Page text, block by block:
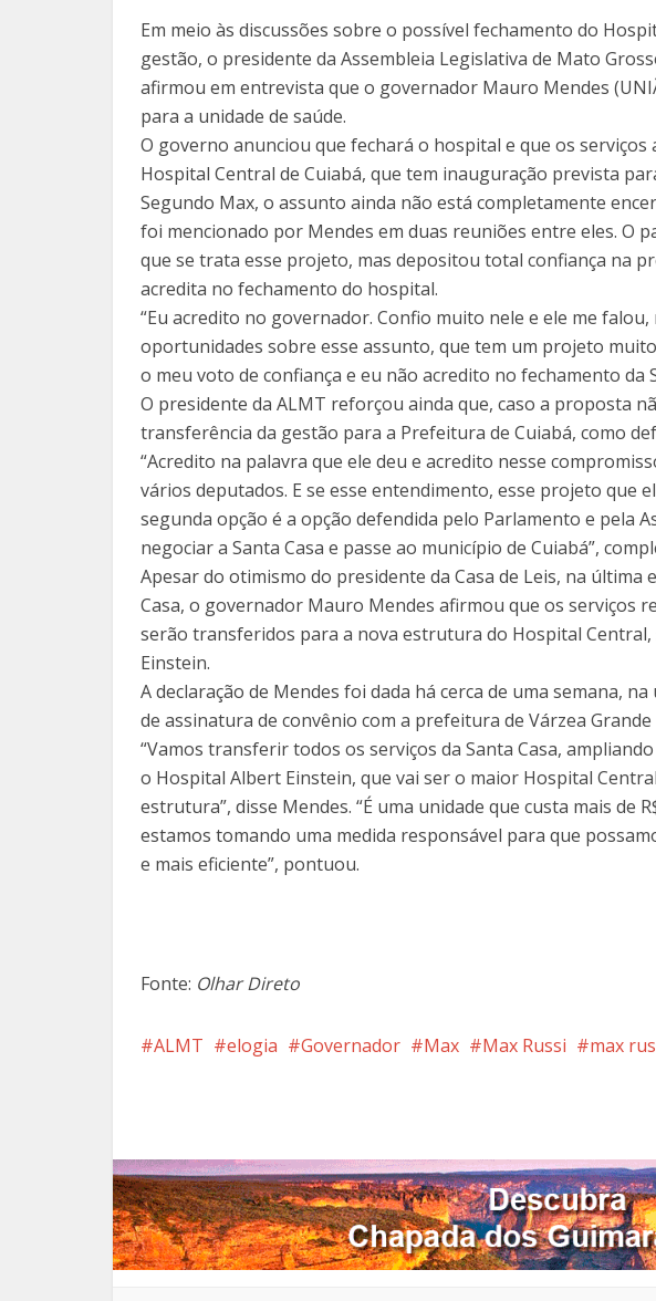
Em meio às discussões sobre o possível fechamento do
gestão, o presidente da Assembleia Legislativa de Mato
afirmou em entrevista que o governador Mauro Mendes
para a unidade de saúde.
O governo anunciou que fechará o hospital e que os
Hospital Central de Cuiabá, que tem inauguração prevista
Segundo Max, o assunto ainda não está completamente
foi mencionado por Mendes em duas reuniões entre eles. O
que se trata esse projeto, mas depositou total confiança na
acredita no fechamento do hospital.
“Eu acredito no governador. Confio muito nele e ele me
oportunidades sobre esse assunto, que tem um projeto
o meu voto de confiança e eu não acredito no fechamento da
O presidente da ALMT reforçou ainda que, caso a proposta
transferência da gestão para a Prefeitura de Cuiabá, como
“Acredito na palavra que ele deu e acredito nesse
vários deputados. E se esse entendimento, esse projeto que
segunda opção é a opção defendida pelo Parlamento e pela
negociar a Santa Casa e passe ao município de Cuiabá”,
Apesar do otimismo do presidente da Casa de Leis, na
Casa, o governador Mauro Mendes afirmou que os serviços
serão transferidos para a nova estrutura do Hospital
Einstein.
A declaração de Mendes foi dada há cerca de uma semana,
de assinatura de convênio com a prefeitura de Várzea Grande
“Vamos transferir todos os serviços da Santa Casa,
o Hospital Albert Einstein, que vai ser o maior Hospital
estrutura”, disse Mendes. “É uma unidade que custa mais de
estamos tomando uma medida responsável para que
e mais eficiente”, pontuou.
Fonte: Olhar Direto
ALMT elogia Governador Max Max Russi max